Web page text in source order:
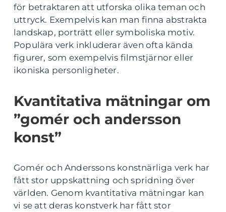
för betraktaren att utforska olika teman och
uttryck. Exempelvis kan man finna abstrakta
landskap, porträtt eller symboliska motiv.
Populära verk inkluderar även ofta kända
figurer, som exempelvis filmstjärnor eller
ikoniska personligheter.
Kvantitativa mätningar om
”gomér och andersson
konst”
Gomér och Anderssons konstnärliga verk har
fått stor uppskattning och spridning över
världen. Genom kvantitativa mätningar kan
vi se att deras konstverk har fått stor